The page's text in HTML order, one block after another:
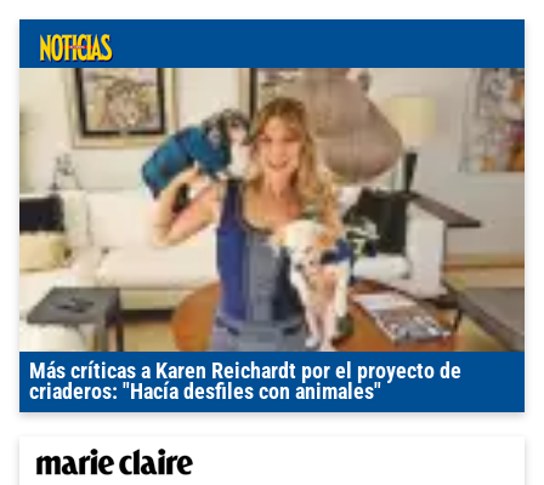
Más críticas a Karen Reichardt por el proyecto de
criaderos: "Hacía desfiles con animales"